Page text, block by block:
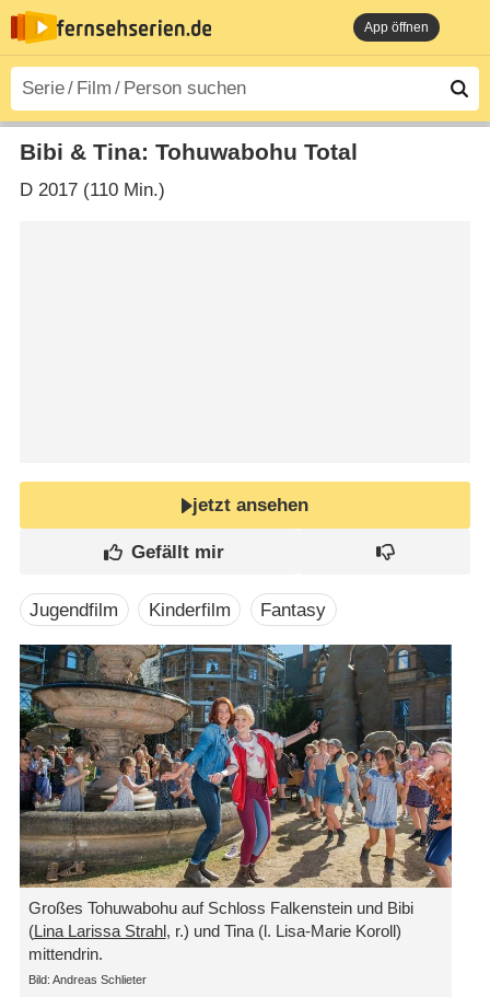
App öffnen
Bibi & Tina: Tohuwabohu Total
D2017 (110 Min.)
jetzt ansehen
Jugendfilm Kinderfilm Fantasy
Großes Tohuwabohu auf Schloss Falkenstein und Bibi
(Lina Larissa Strahl, r.) und Tina (l. Lisa-Marie Koroll)
mittendrin.
Bild: Andreas Schlieter